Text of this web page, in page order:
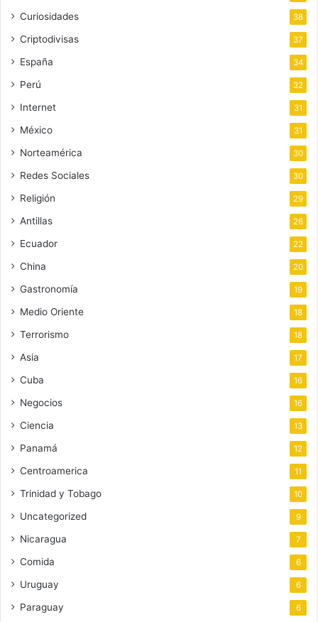
Curiosidades 38
Criptodivisas 37
España 34
Perú 32
Internet 31
México 31
Norteamérica 30
Redes Sociales 30
Religión 29
Antillas 26
Ecuador 22
China 20
Gastronomía 19
Medio Oriente 18
Terrorismo 18
Asia 17
Cuba 16
Negocios 16
Ciencia 13
Panamá 12
Centroamerica 11
Trinidad y Tobago 10
Uncategorized 9
Nicaragua 7
Comida 6
Uruguay 6
Paraguay 6